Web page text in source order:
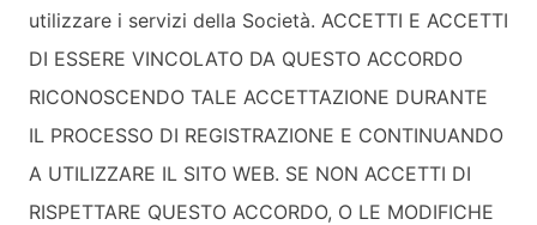
utilizzare i servizi della Società. ACCETTI E ACCETTI
DI ESSERE VINCOLATO DA QUESTO ACCORDO
RICONOSCENDO TALE ACCETTAZIONE DURANTE
IL PROCESSO DI REGISTRAZIONE E CONTINUANDO
A UTILIZZARE IL SITO WEB. SE NON ACCETTI DI
RISPETTARE QUESTO ACCORDO, O LE MODIFICHE